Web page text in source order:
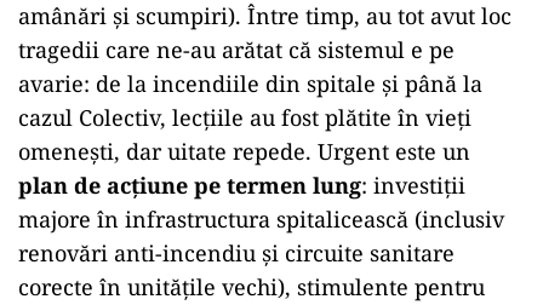
amânări și scumpiri). Între timp, au tot avut loc
tragedii care ne-au arătat că sistemul e pe
avarie: de la incendiile din spitale și până la
cazul Colectiv, lecțiile au fost plătite în vieți
omenești, dar uitate repede. Urgent este un
plan de acțiune pe termen lung: investiții
majore în infrastructura spitalicească (inclusiv
renovări anti-incendiu și circuite sanitare
corecte în unitățile vechi), stimulente pentru